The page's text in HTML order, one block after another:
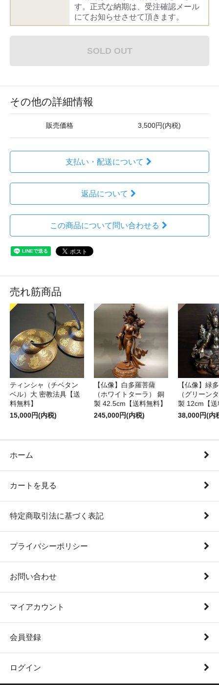
す。正式な納期は、受注確認メール
にてお知らせさせて頂きます。
SOLD OUT
その他の詳細情報
販売価格 3,500円(内税)
支払い・配送について
返品について
この商品について問い合わせる
売れ筋商品
ティンシャ（チベタン
ベル）大 密教法具【送
料無料】
15,000円(内税)
【仏像】白多羅菩薩
（ホワイトターラ） 銅
製 42.5cm【送料無料】
245,000円(内税)
【仏像】緑
（グリーン
製 12cm【
38,000円(内
ホーム
カートを見る
特定商取引法に基づく表記
プライバシーポリシー
お問い合わせ
マイアカウント
会員登録
ログイン